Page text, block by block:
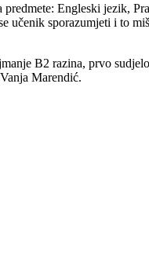
Engleski jezik,
učenik sporazumjeti i to
B2 razina, prvo
Marendić.